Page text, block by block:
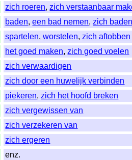
zich roeren,zich verstaanbaar
baden,een bad nemen,zich baden
spartelen,worstelen,zich aftobben
het goed maken,zich goed voelen
zich verwaardigen
zich door een huwelijk verbinden
piekeren,zich het hoofd breken
zich vergewissen van
zich verzekeren van
zich ergeren
enz.